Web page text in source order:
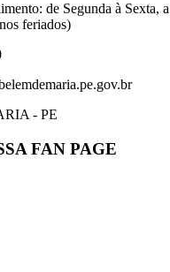
de Segunda à Sexta,
feriados)
- PE
FAN PAGE